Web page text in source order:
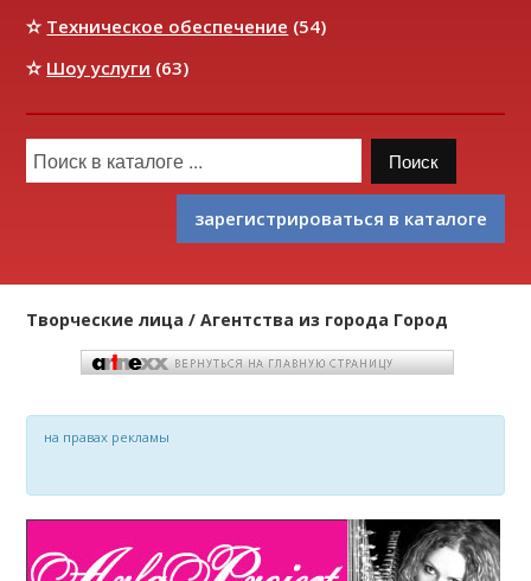
✫ Техническое обеспечение (54)
✫ Шоу услуги (63)
зарегистрироваться в каталоге
Творческие лица / Агентства из города Город
на правах рекламы